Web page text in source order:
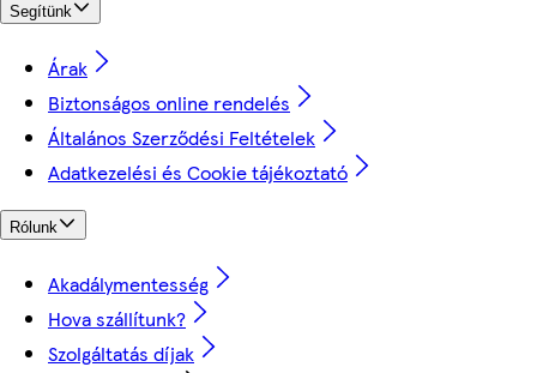
Segítünk
Árak
Biztonságos online rendelés
Általános Szerződési Feltételek
Adatkezelési és Cookie tájékoztató
Rólunk
Akadálymentesség
Hova szállítunk?
Szolgáltatás díjak